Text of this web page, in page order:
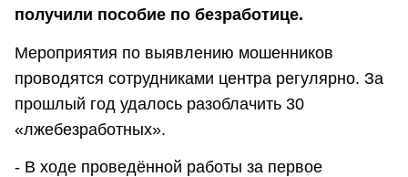
получили пособие по безработице.
Мероприятия по выявлению мошенников
проводятся сотрудниками центра регулярно. За
прошлый год удалось разоблачить 30
«лжебезработных».
- В ходе проведённой работы за первое